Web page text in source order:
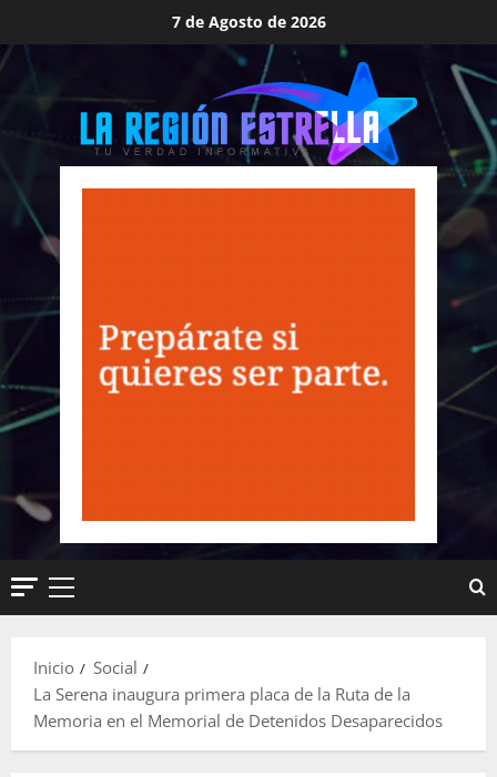
al
contenido
7 de Agosto de 2026
Menú
Inicio
Social
La Serena inaugura primera placa de la Ruta de la
Memoria en el Memorial de Detenidos Desaparecidos